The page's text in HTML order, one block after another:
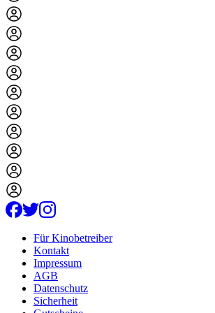
Für Kinobetreiber
Kontakt
Impressum
AGB
Datenschutz
Sicherheit